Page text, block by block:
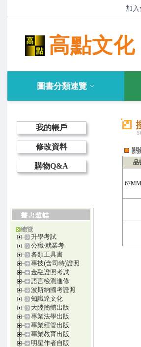
加入
高點文化
圖書分類速覽
我的帳戶
修改資料
購物Q&A
總覽
升學考試
公職‧就業考
各類工具書
專技(含司特)證照
金融證照考試
語言檢測進修
波斯納國考證照
知識達文化
大陸簡體出版
專業法學出版
專業經管出版
專業教育出版
明星作者自版
關
品